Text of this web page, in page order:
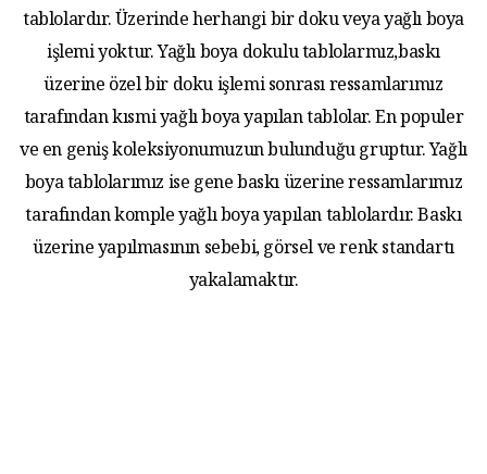
tablolardır. Üzerinde herhangi bir doku veya yağlı boya
işlemi yoktur. Yağlı boya dokulu tablolarmız,baskı
üzerine özel bir doku işlemi sonrası ressamlarımız
tarafından kısmi yağlı boya yapılan tablolar. En populer
ve en geniş koleksiyonumuzun bulunduğu gruptur. Yağlı
boya tablolarımız ise gene baskı üzerine ressamlarımız
tarafından komple yağlı boya yapılan tablolardır. Baskı
üzerine yapılmasının sebebi, görsel ve renk standartı
yakalamaktır.